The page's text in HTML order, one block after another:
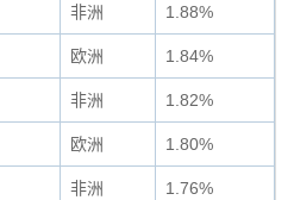
非洲 1.88%
欧洲 1.84%
非洲 1.82%
欧洲 1.80%
非洲 1.76%